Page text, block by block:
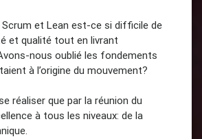
Scrum et Lean est-ce si difficile de
et qualité tout en livrant
nous oublié les fondements
à l’origine du mouvement?
réaliser que par la réunion du
à tous les niveaux: de la